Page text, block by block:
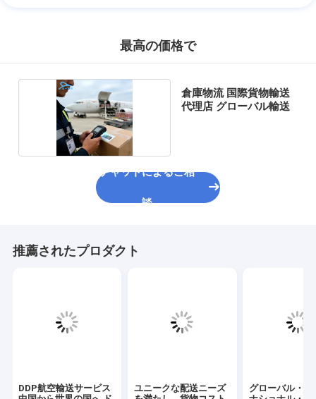
最高の価格で
倉庫物流 国際貨物輸送
代理店 グローバル輸送
チャットによるご相
談
推薦されたプロダクト
DDP航空輸送サービス
ユニークな配送ニーズ
グローバル・イ